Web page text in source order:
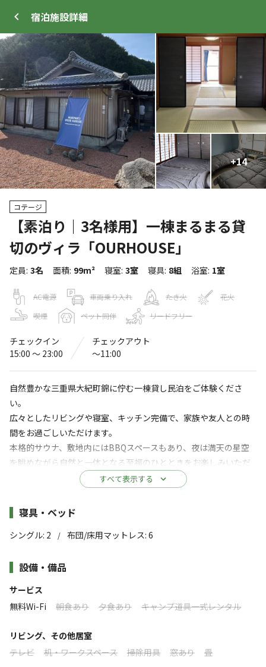
宿泊施設詳細
+14
コテージ
【素泊り｜3名様用】一棟まるまる貸
切のヴィラ「OURHOUSE」
定員: 3名 面積: 99m² 寝室: 3室 寝具: 8組 浴室: 1室
AC電源 車両乗り入れ たき火
花火
喫煙
ペット同伴 リードフリー
チェックイン
15:00 〜 23:00
チェックアウト
〜11:00
自然豊かな三重県大紀町錦に佇む一棟貸し民泊をご体験くださ
い。
広々としたリビングや寝室、キッチン完備で、家族や友人との時
間をお過ごしいただけます。
本格的サウナ、敷地内にはBBQスペースもあり、夜は満天の星空
を眺めながら自然と一体となる至福のひとときをお楽しみいただ
観光名所や温泉も近く、地元の食材を使った料理も楽しめます。
心地よいおもてなしと豊かな自然を求める方におすすめです。
海、山、川の自然に恵まれたまち「大紀町」。熊野灘に面した三
清流大内山川での鮎釣りやカヤック、磁場ZEROパワースポットの
など歴史のある地域です。自然豊かなアクティビティが楽しめるス
ポット、是非ファミリーやグループでワイワイガヤガヤ楽しむ
※一棟貸し民泊です。当施設は一般的な旅館ホテルとは設備やサ
すべて表示する
施設詳細
寝具・ベッド
シングル: 2 / 布団/床用マットレス: 6
設備・備品
サービス
無料Wi-Fi
朝食あり 夕食あり キャンプ道具一式レンタル
リビング、その他居室
テレビ
机・ワークスペース 掃除用具 窓あり 畳
+41
トップ
WEB予約可能 宿泊施設
OUR HOUSE
〒519-2911 三重県度会郡大紀町錦字中河内657-11
Googleマップで見る
水洗トイレ
サウナ コインシャワー
※詳しくは「 キャンプ場情報 」をご確認ください。
＼＼海近くの自然豊かな立地でありながら、IC
から車で約10分とアクセス◎／／
自然豊かな立地でありながら、最寄りのICから車で約10
分でアクセス◎🚗
楽しめます！🏄‍♀️🧘‍♀️🧘
古民家をリノベーションした和モダンテイストの懐かしい
空間を演出しており、テラスではBBQも可能🔥🍖🫕
は満天の星空もご覧になれます🌠テラスからの天体観測も
お楽しみいただけます🌌🔭
このキャンプ場の特徴
林間 川 海